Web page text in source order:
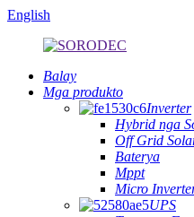
English
Balay
Mga produkto
Inverter
Hybrid nga
Off Grid
Baterya
Mppt
Micro
UPS